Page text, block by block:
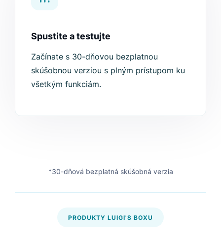
Spustite a testujte
Začínate s 30-dňovou bezplatnou
skúšobnou verziou s plným prístupom ku
všetkým funkciám.
*30-dňová bezplatná skúšobná verzia
PRODUKTY LUIGI'S BOXU